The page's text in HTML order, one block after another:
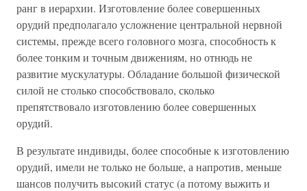
ранг в иерархии. Изготовление более совершенных
орудий предполагало усложнение центральной нервной
системы, прежде всего головного мозга, способность к
более тонким и точным движениям, но отнюдь не
развитие мускулатуры. Обладание большой физической
силой не столько способствовало, сколько
препятствовало изготовлению более совершенных
орудий.
В результате индивиды, более способные к изготовлению
орудий, имели не только не больше, а напротив, меньше
шансов получить высокий статус (а потому выжить и